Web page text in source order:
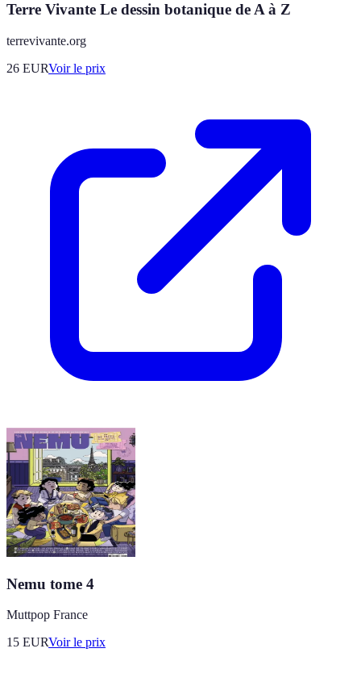
Terre Vivante Le dessin botanique de A à Z
terrevivante.org
26 EURVoir le prix
Nemu tome 4
Muttpop France
15 EURVoir le prix